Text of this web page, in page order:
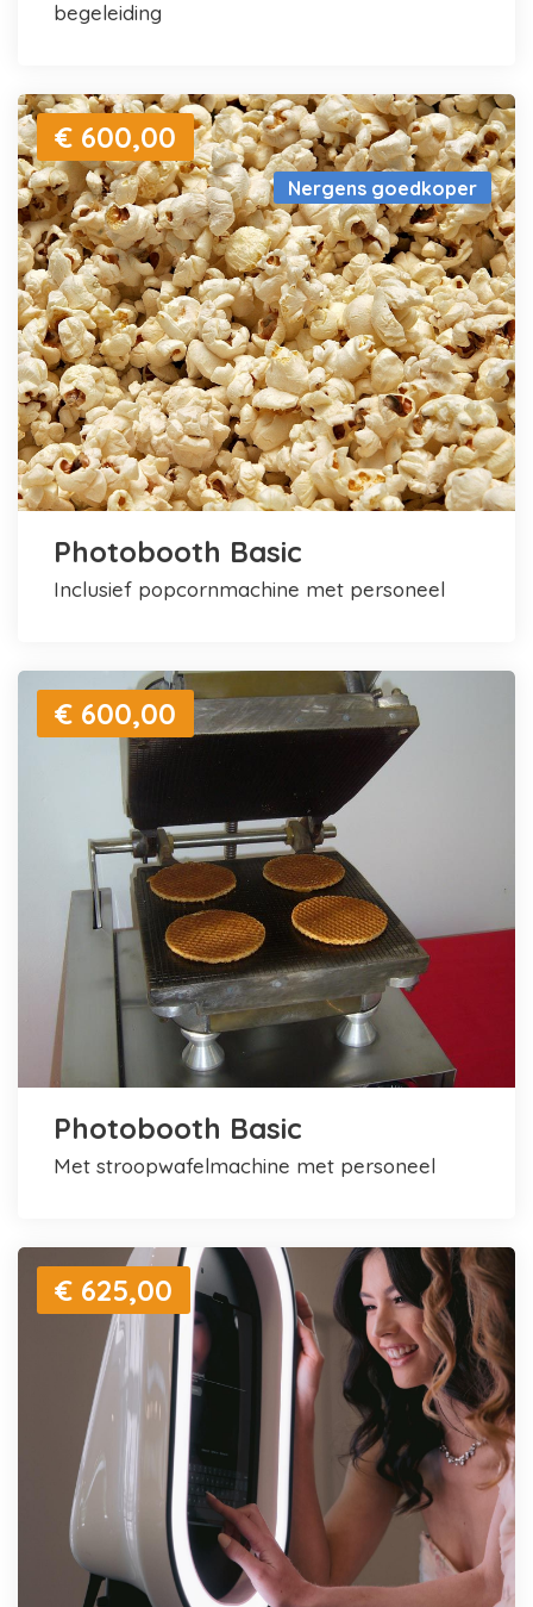
begeleiding
Nergens goedkoper
€ 600,00
Photobooth Basic
inclusief popcornmachine met personeel
€ 600,00
Photobooth Basic
met stroopwafelmachine met personeel
€ 625,00